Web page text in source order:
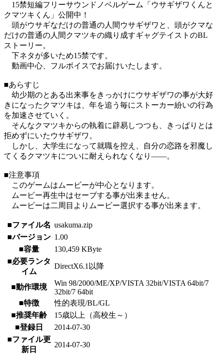
15禁短編フリーサウンドノベルゲーム「ウサギザワくんと
クマツキくん」公開中！
頭がウサギなだけの普通の人間ウサギザワと、頭がクマな
だけの普通の人間クマツキの織り成すギャグテイストのBL
ストーリー。
下ネタが多いため15禁です。
動画中心、フルボイスでお届けいたします。
■あらすじ
幼少期のとある出来事をきっかけにウサギザワの事が大好
きになったクマツキは、年を追う毎にストーカー紛いの行為
を加速させていく。
そんなクマツキからの執着に辟易しつつも、きっぱりとは
拒めずにいたウサギザワ。
しかし、大学生になって就職を控え、自分の恋路を邪魔し
てくるクマツキについに耐えられなくなり――。
■注意事項
このゲームはムービーが中心となります。
ムービー再生中はセーブする事が出来ません。
ムービーは二周目よりムービー選択する事が出来ます。
■ファイル名 usakuma.zip
■バージョン 1.00
■容量
130,459 KByte
■必要ランタ
イム
DirectX6.1以降
■動作環境
Win 98/2000/ME/XP/VISTA 32bit/VISTA 64bit/7
32bit/7 64bit
■特徴
性的表現/BL/GL
■推奨年齢
15歳以上（高校生～）
■登録日
2014-07-30
■ファイル更
新日
2014-07-30